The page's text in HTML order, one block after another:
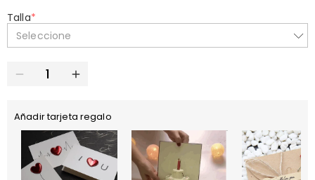
Talla*
Seleccione
Añadir tarjeta regalo